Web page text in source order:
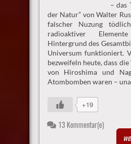
– das
der Natur” von Walter
falscher Nuzung
radioaktiver
Hintergrund des
Universum funktioniert.
bezweifeln heute, dass die
von Hiroshima und
Atombomben waren –
+19
13 Kommentar(e)